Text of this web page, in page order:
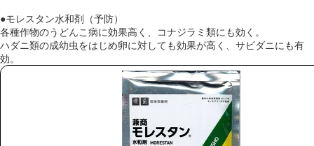
●モレスタン水和剤（予防）
各種作物のうどんこ病に効果高く、コナジラミ類にも効く。
ハダニ類の成幼虫をはじめ卵に対しても効果が高く、サビダニにも有
効。